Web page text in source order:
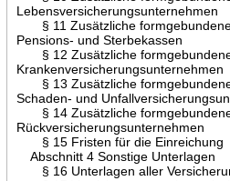
Lebensversicherungsunternehmen
§ 11 Zusätzliche
Pensions- und Sterbekassen
§ 12 Zusätzliche
Krankenversicherungsunternehmen
§ 13 Zusätzliche
Schaden- und
§ 14 Zusätzliche
Rückversicherungsunternehmen
§ 15 Fristen für die Einreichung
Abschnitt 4 Sonstige Unterlagen
§ 16 Unterlagen aller